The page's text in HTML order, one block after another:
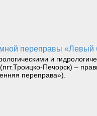
переправы
и
Печорск) –
переправа»).